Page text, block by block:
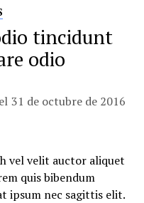
tincidunt
odio
el 31 de octubre de 2016
vel velit auctor aliquet
quis bibendum
ipsum nec sagittis elit.